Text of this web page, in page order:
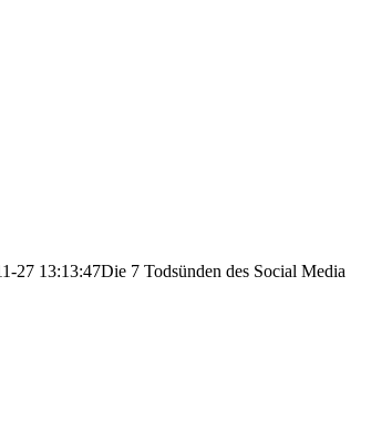
27 13:13:47Die 7 Todsünden des Social Media